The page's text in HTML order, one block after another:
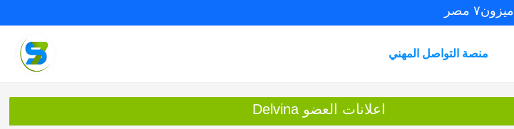
ميزون٧ مصر
منصة التواصل المهني
اعلانات العضو Delvina